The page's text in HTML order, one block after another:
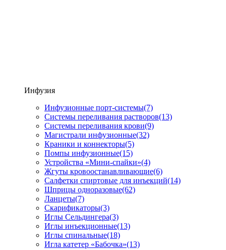
Инфузия
Инфузионные порт-системы(7)
Системы переливания растворов(13)
Системы переливания крови(9)
Магистрали инфузионные(32)
Краники и коннекторы(5)
Помпы инфузионные(15)
Устройства «Мини-спайки»(4)
Жгуты кровоостанавливающие(6)
Салфетки спиртовые для инъекций(14)
Шприцы одноразовые(62)
Ланцеты(7)
Скарификаторы(3)
Иглы Сельдингера(3)
Иглы инъекционные(13)
Иглы спинальные(18)
Игла катетер «Бабочка»(13)